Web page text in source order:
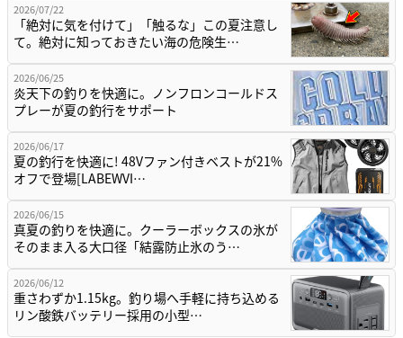
2026/07/22
「絶対に気を付けて」「触るな」この夏注意し
て。絶対に知っておきたい海の危険生…
2026/06/25
炎天下の釣りを快適に。ノンフロンコールドス
プレーが夏の釣行をサポート
2026/06/17
夏の釣行を快適に! 48Vファン付きベストが21%
オフで登場[LABEWVI…
2026/06/15
真夏の釣りを快適に。クーラーボックスの氷が
そのまま入る大口径「結露防止氷のう…
2026/06/12
重さわずか1.15kg。釣り場へ手軽に持ち込める
リン酸鉄バッテリー採用の小型…